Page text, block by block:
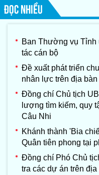
ĐỌC NHIỀU
Ban Thường vụ Tỉnh
tác cán bộ
Đề xuất phát triển
nhân lực trên địa bàn
Đồng chí Chủ tịch
lượng tìm kiếm, quy
Câu Nhi
Khánh thành 'Bia
Quân tiên phong tại
Đồng chí Phó Chủ
tra các dự án trên